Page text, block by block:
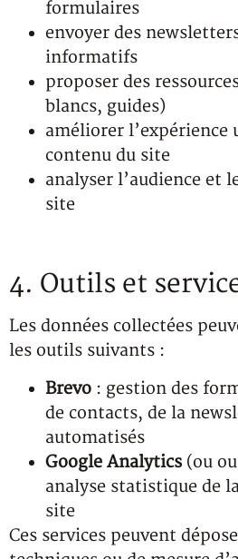
formulaires
envoyer des
informatifs
proposer des
blancs, guides)
améliorer
contenu du site
analyser l’audience et
site
4. Outils et
Les données collectées
les outils suivants :
Brevo : gestion des
de contacts, de la
automatisés
Google Analytics (ou
analyse statistique de
site
Ces services peuvent